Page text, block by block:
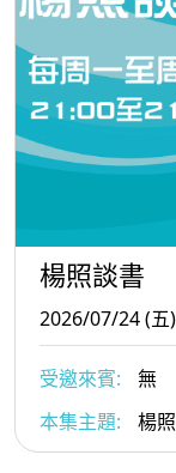
楊照談書
2026/07/24 (五
受邀來賓:
無
本集主題:
楊